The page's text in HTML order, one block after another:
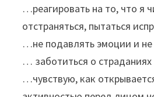
…реагировать на то, что я
отстраняться, пытаться
…не подавлять эмоции и не
… заботиться о
…чувствую, как